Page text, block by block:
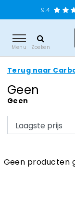
9.4
Menu Zoeken
Terug naar
Geen
Geen
Geen producten